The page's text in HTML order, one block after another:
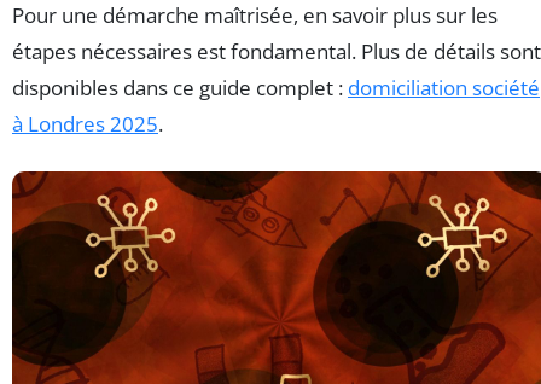
Pour une démarche maîtrisée, en savoir plus sur les
étapes nécessaires est fondamental. Plus de détails sont
disponibles dans ce guide complet : domiciliation société
à Londres 2025.